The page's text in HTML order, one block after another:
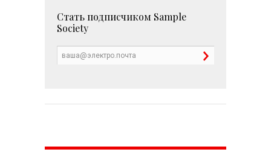
Стать подписчиком Sample
Society